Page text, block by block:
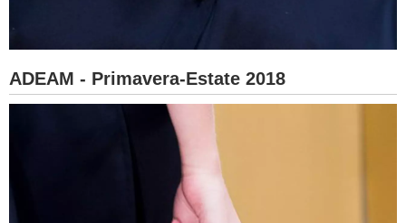
ADEAM - Primavera-Estate 2018